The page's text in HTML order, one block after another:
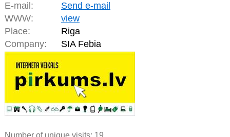
E-mail:
Send e-mail
WWW:
view
Place:
Riga
Company:
SIA Febia
Number of unique visits: 19